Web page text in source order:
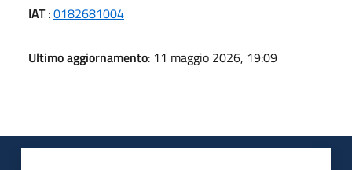
IAT:0182681004
Ultimo aggiornamento: 11 maggio 2026, 19:09